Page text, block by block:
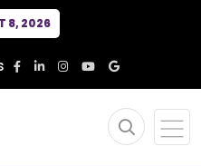
8, 2026